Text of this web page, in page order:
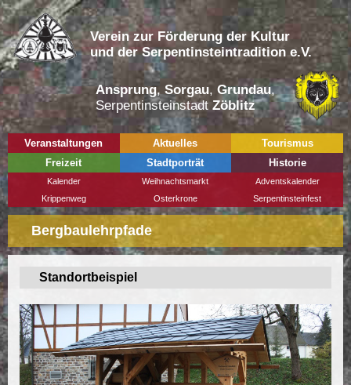
Verein zur Förderung der Kultur
und der Serpentinsteintradition e.V.
Ansprung, Sorgau, Grundau,
Serpentinsteinstadt Zöblitz
Veranstaltungen Aktuelles
Tourismus
Freizeit
Stadtporträt Historie
Kalender Weihnachtsmarkt
Adventskalender
Krippenweg
Osterkrone Serpentinsteinfest
Bergbaulehrpfade
Standortbeispiel